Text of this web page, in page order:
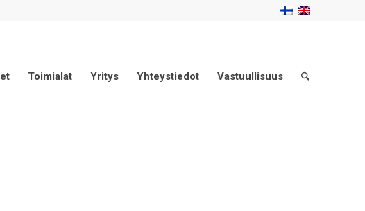
Toimialat Yritys Yhteystiedot Vastuullisuus